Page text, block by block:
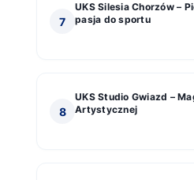
7
UKS Silesia Chorzów –
pasja do sportu
8
UKS Studio Gwiazd –
Artystycznej